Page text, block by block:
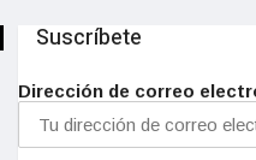
Suscríbete
Dirección de correo